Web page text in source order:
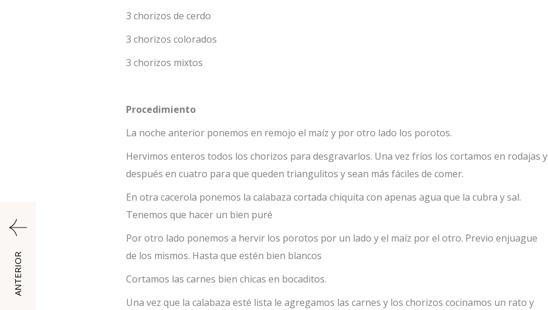
3 chorizos de cerdo
3 chorizos colorados
3 chorizos mixtos
Procedimiento
La noche anterior ponemos en remojo el maíz y por otro lado los porotos.
Hervimos enteros todos los chorizos para desgravarlos. Una vez fríos los cortamos en rodajas y
después en cuatro para que queden triangulitos y sean más fáciles de comer.
En otra cacerola ponemos la calabaza cortada chiquita con apenas agua que la cubra y sal.
Tenemos que hacer un bien puré
Por otro lado ponemos a hervir los porotos por un lado y el maíz por el otro. Previo enjuague
de los mismos. Hasta que estén bien blancos
Cortamos las carnes bien chicas en bocaditos.
Una vez que la calabaza esté lista le agregamos las carnes y los chorizos cocinamos un rato y
ANTERIOR